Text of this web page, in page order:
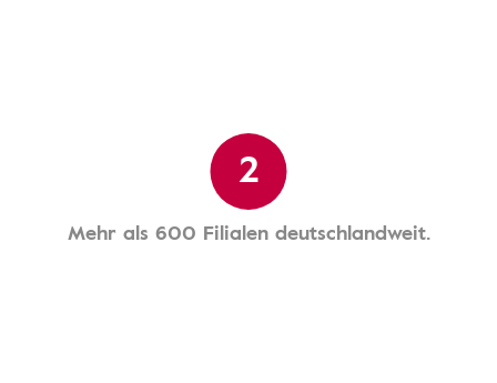
2
Mehr als 600 Filialen deutschlandweit.